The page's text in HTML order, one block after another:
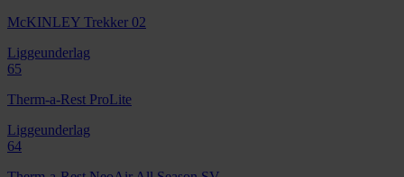
McKINLEY Trekker 02
Liggeunderlag
65
Therm-a-Rest ProLite
Liggeunderlag
64